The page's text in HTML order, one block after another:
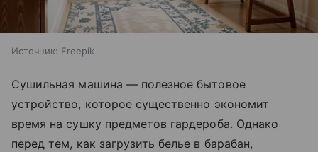
Источник: Freepik
Сушильная машина — полезное бытовое
устройство, которое существенно экономит
время на сушку предметов гардероба. Однако
перед тем, как загрузить белье в барабан,